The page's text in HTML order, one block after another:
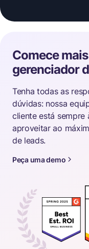
Comece
gerenciador
Tenha todas as
dúvidas: nossa
cliente está sempre
aproveitar ao
de leads.
Peça uma demo